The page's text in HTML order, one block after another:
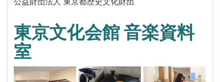
東京文化会館 音楽資料
室